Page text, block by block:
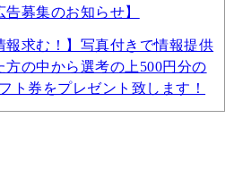
告募集のお知らせ】
報求む！】写真付きで情報提供
方の中から選考の上500円分の
ト券をプレゼント致します！